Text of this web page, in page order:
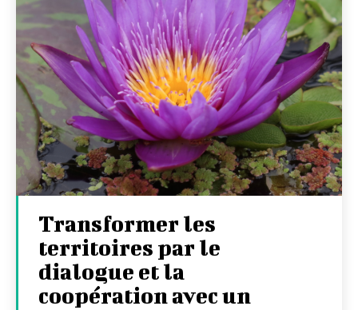
Transformer les
territoires par le
dialogue et la
coopération avec un